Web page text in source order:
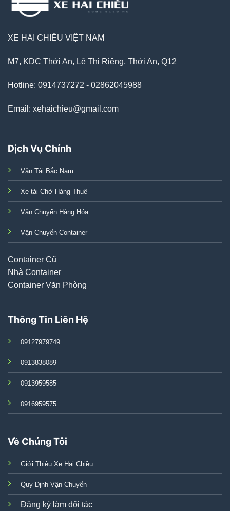
XE HAI CHIỀU VIỆT NAM
M7, KDC Thới An, Lê Thị Riêng, Thới An, Q12
Hotline: 0914737272 - 02862045988
Email: xehaichieu@gmail.com
Dịch Vụ Chính
Vận Tải Bắc Nam
Xe tải Chở Hàng Thuê
Vận Chuyển Hàng Hóa
Vận Chuyển Container
Container Cũ
Nhà Container
Container Văn Phòng
Thông Tin Liên Hệ
09127979749
0913838089
0913959585
0916959575
Về Chúng Tôi
Giới Thiệu Xe Hai Chiều
Quy Định Vận Chuyển
Đăng ký làm đối tác